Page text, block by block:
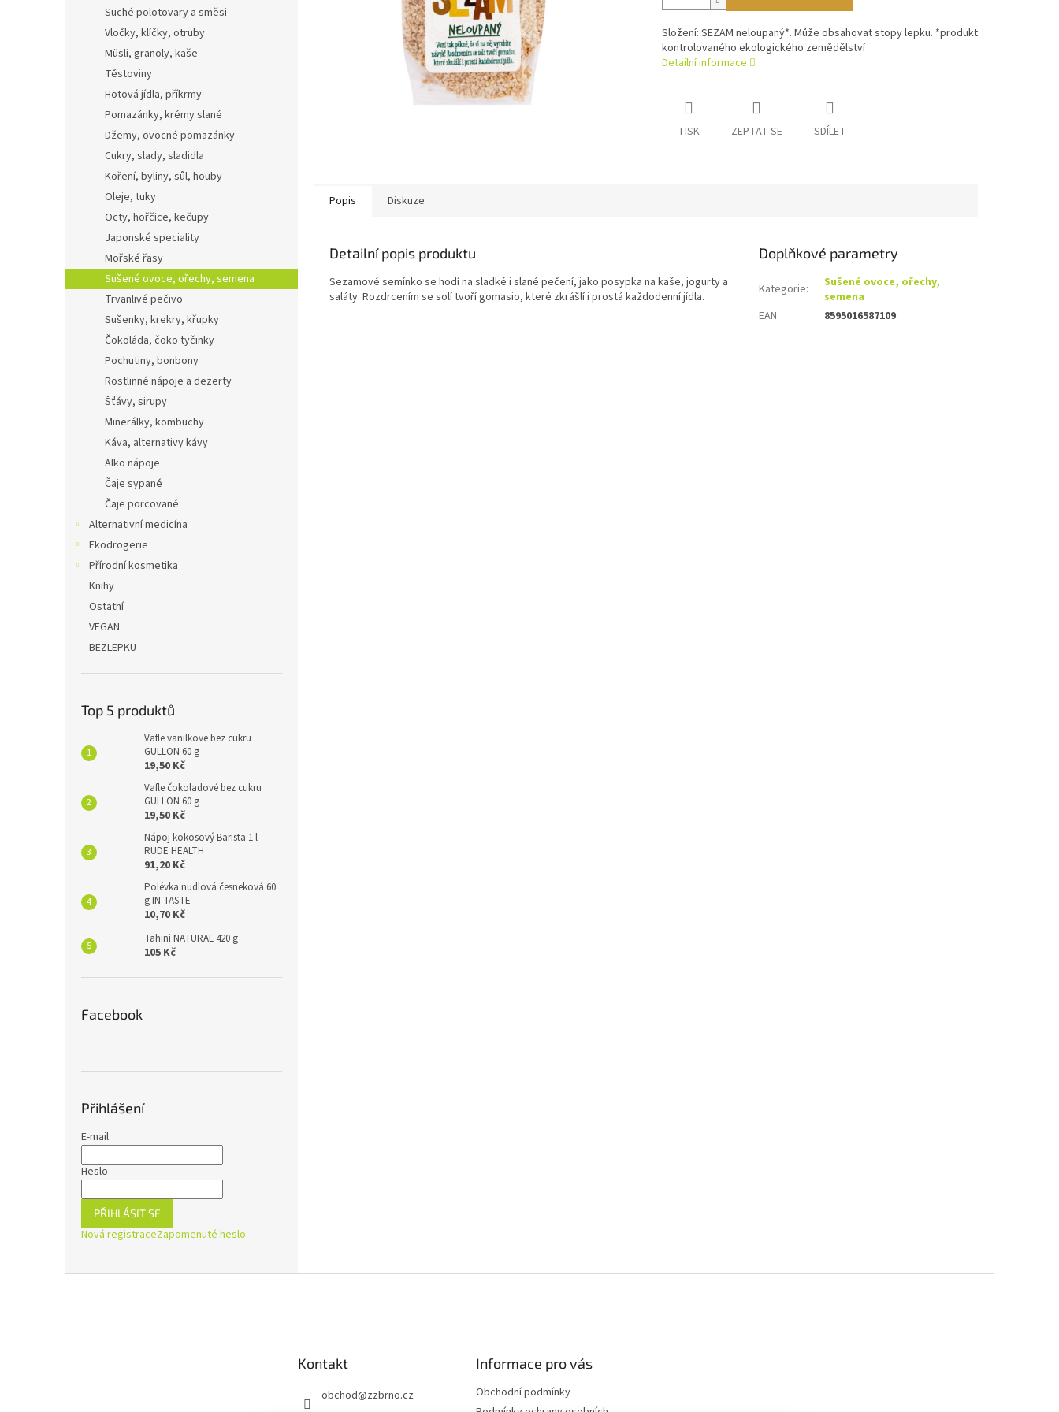
Suché polotovary a směsi
Vločky, klíčky, otruby
Müsli, granoly, kaše
Těstoviny
Hotová jídla, příkrmy
Pomazánky, krémy slané
Džemy, ovocné pomazánky
Cukry, slady, sladidla
Koření, byliny, sůl, houby
Oleje, tuky
Octy, hořčice, kečupy
Japonské speciality
Mořské řasy
Sušené ovoce, ořechy, semena
Trvanlivé pečivo
Sušenky, krekry, křupky
Čokoláda, čoko tyčinky
Pochutiny, bonbony
Rostlinné nápoje a dezerty
Šťávy, sirupy
Minerálky, kombuchy
Káva, alternativy kávy
Alko nápoje
Čaje sypané
Čaje porcované
Alternativní medicína
Ekodrogerie
Přírodní kosmetika
Knihy
Ostatní
VEGAN
BEZLEPKU
Top 5 produktů
Vafle vanilkove bez cukru
GULLON 60 g
19,50 Kč
Vafle čokoladové bez cukru
GULLON 60 g
19,50 Kč
Nápoj kokosový Barista 1 l
RUDE HEALTH
91,20 Kč
Polévka nudlová česneková 60
g IN TASTE
10,70 Kč
Tahini NATURAL 420 g
105 Kč
Facebook
Přihlášení
E-mail
Heslo
PŘIHLÁSIT SE
Nová registraceZapomenuté heslo
Složení: SEZAM neloupaný*. Může obsahovat stopy lepku. *produkt
kontrolovaného ekologického zemědělství
Detailní informace
TISK ZEPTAT SE SDÍLET
Popis Diskuze
Detailní popis produktu
Sezamové semínko se hodí na sladké i slané pečení, jako posypka na kaše, jogurty a
saláty. Rozdrcením se solí tvoří gomasio, které zkrášlí i prostá každodenní jídla.
Doplňkové parametry
Kategorie:
Sušené ovoce, ořechy,
semena
EAN: 8595016587109
Kontakt
obchod@zzbrno.cz
Informace pro vás
Obchodní podmínky